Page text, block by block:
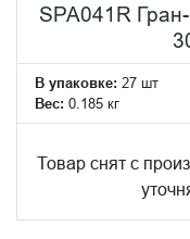
SPA041R
В упаковке: 27 шт
Вес: 0.185 кг
Товар снят с